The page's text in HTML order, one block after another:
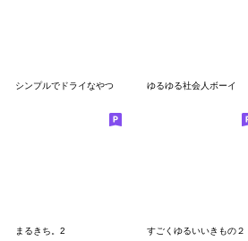
シンプルでドライなやつ ゆるゆる社会人ボーイ
まるきち。2 すごくゆるいいきもの２